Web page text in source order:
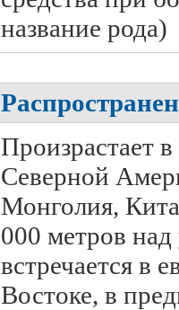
название рода)
Произрастает
Северной
Монголия,
000 метров
встречается в
Востоке, в